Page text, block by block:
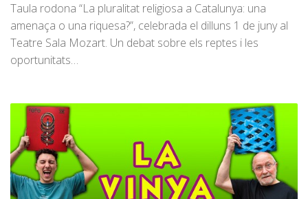
Taula rodona “La pluralitat religiosa a Catalunya: una
amenaça o una riquesa?”, celebrada el dilluns 1 de juny al
Teatre Sala Mozart. Un debat sobre els reptes i les
oportunitats…